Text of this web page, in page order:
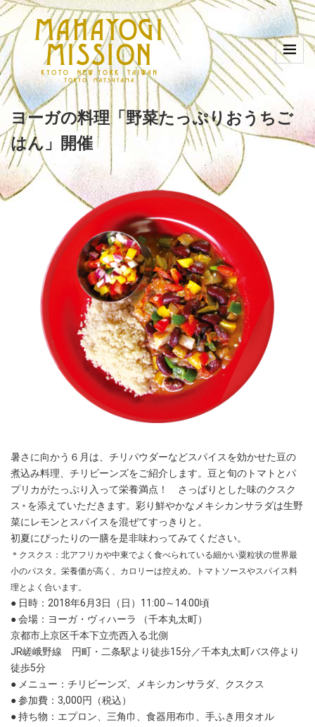
ヨーガの料理「野菜たっぷりおうちご
はん」開催
暑さに向かう６月は、チリパウダーなどスパイスを効かせた豆の
煮込み料理、チリビーンズをご紹介します。 豆と旬のトマトとパ
プリカがたっぷり入って栄養満点！ さっぱりとした味のクスク
ス ＊ を添えていただきます。 彩り鮮やかなメキシカンサラダは生野
菜にレモンとスパイスを混ぜてすっきりと。
初夏にぴったりの一膳を是非味わってみてください。
＊クスクス：北アフリカや中東でよく食べられている細かい粟粒状の世界最
小のパスタ。栄養価が高く、カロリーは控えめ。トマトソースやスパイス料
理とよく合います。
● 日時：2018年6月3日（日）11:00～14:00頃
● 会場：ヨーガ・ヴィハーラ （千本丸太町）
京都市上京区千本下立売西入る北側
JR嵯峨野線 円町・二条駅より徒歩15分／千本丸太町バス停より
徒歩5分
● メニュー：チリビーンズ、メキシカンサラダ、クスクス
● 参加費：3,000円
（税込）
● 持ち物：エプロン、三角巾、食器用布巾、手ふき用タオル